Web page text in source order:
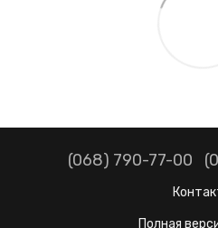
(068) 790-77-00
Полная